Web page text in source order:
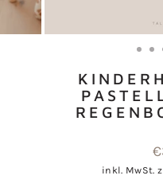
inkl. MwSt.